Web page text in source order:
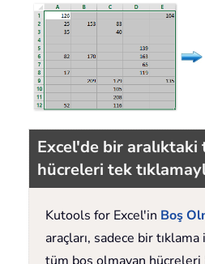
Excel'de bir
hücreleri tek
Kutools for Excel'in Boş
araçları, sadece bir